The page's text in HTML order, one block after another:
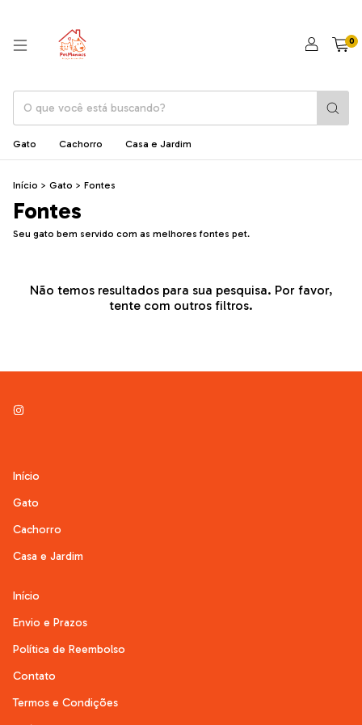
0
Gato Cachorro Casa e Jardim
Início > Gato > Fontes
Fontes
Seu gato bem servido com as melhores fontes pet.
Não temos resultados para sua pesquisa. Por favor,
tente com outros filtros.
Início
Gato
Cachorro
Casa e Jardim
Início
Envio e Prazos
Política de Reembolso
Contato
Termos e Condições